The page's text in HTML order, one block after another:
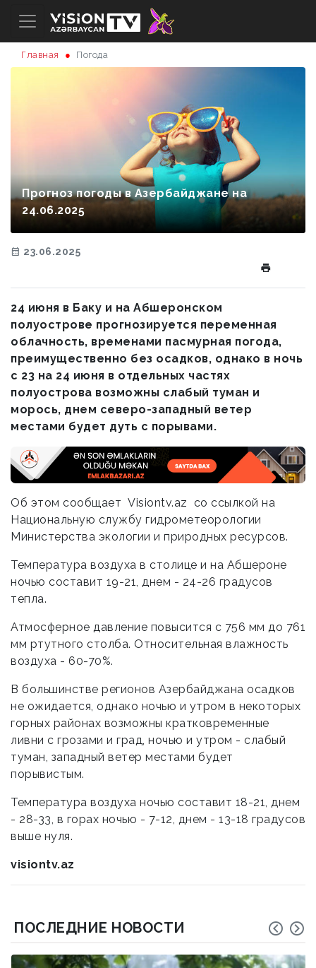
Главная Погода
Прогноз погоды в Азербайджане на
24.06.2025
23.06.2025
24 июня в Баку и на Абшеронском
полуострове прогнозируется переменная
облачность, временами пасмурная погода,
преимущественно без осадков, однако в ночь
с 23 на 24 июня в отдельных частях
полуострова возможны слабый туман и
морось, днем северо-западный ветер
местами будет дуть с порывами.
Об этом сообщает Visiontv.az со ссылкой на
Национальную службу гидрометеорологии
Министерства экологии и природных ресурсов.
Температура воздуха в столице и на Абшероне
ночью составит 19-21, днем - 24-26 градусов
тепла.
Атмосферное давление повысится с 756 мм до 761
мм ртутного столба. Относительная влажность
воздуха - 60-70%.
В большинстве регионов Азербайджана осадков
не ожидается, однако ночью и утром в некоторых
горных районах возможны кратковременные
ливни с грозами и град, ночью и утром - слабый
туман, западный ветер местами будет
порывистым.
Температура воздуха ночью составит 18-21, днем
- 28-33, в горах ночью - 7-12, днем - 13-18 градусов
выше нуля.
visiontv.az
ПОСЛЕДНИЕ НОВОСТИ